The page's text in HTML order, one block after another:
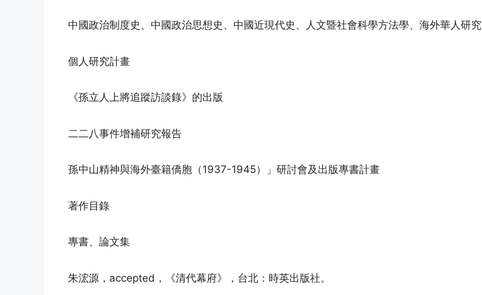
中國政治制度史、中國政治思想史、中國近現代史、人文暨社會科學方法學、海外華人研究
個人研究計畫
《孫立人上將追蹤訪談錄》的出版
二二八事件增補研究報告
孫中山精神與海外臺籍僑胞（1937-1945）」研討會及出版專書計畫
著作目錄
專書、論文集
朱浤源，accepted，《清代幕府》，台北：時英出版社。